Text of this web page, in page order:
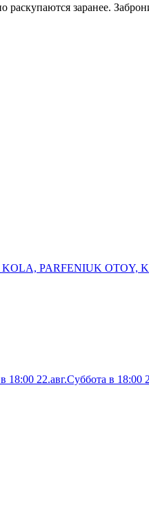
заранее.
⁠KOLA, ⁠⁠PARFENIUK OTOY,
18:00 22.авг.Суббота в 18:00